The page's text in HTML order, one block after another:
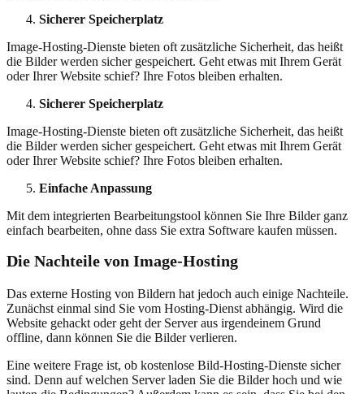
Sicherer Speicherplatz
Image-Hosting-Dienste bieten oft zusätzliche Sicherheit, das heißt
die Bilder werden sicher gespeichert. Geht etwas mit Ihrem Gerät
oder Ihrer Website schief? Ihre Fotos bleiben erhalten.
Sicherer Speicherplatz
Image-Hosting-Dienste bieten oft zusätzliche Sicherheit, das heißt
die Bilder werden sicher gespeichert. Geht etwas mit Ihrem Gerät
oder Ihrer Website schief? Ihre Fotos bleiben erhalten.
Einfache Anpassung
Mit dem integrierten Bearbeitungstool können Sie Ihre Bilder ganz
einfach bearbeiten, ohne dass Sie extra Software kaufen müssen.
Die Nachteile von Image-Hosting
Das externe Hosting von Bildern hat jedoch auch einige Nachteile.
Zunächst einmal sind Sie vom Hosting-Dienst abhängig. Wird die
Website gehackt oder geht der Server aus irgendeinem Grund
offline, dann können Sie die Bilder verlieren.
Eine weitere Frage ist, ob kostenlose Bild-Hosting-Dienste sicher
sind. Denn auf welchen Server laden Sie die Bilder hoch und wie